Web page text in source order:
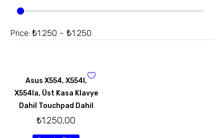
Price: ₺1.250 - ₺1.250
Asus X554, X554l,
X554la, Üst Kasa Klavye
Dahil Touchpad Dahil
₺1.250,00